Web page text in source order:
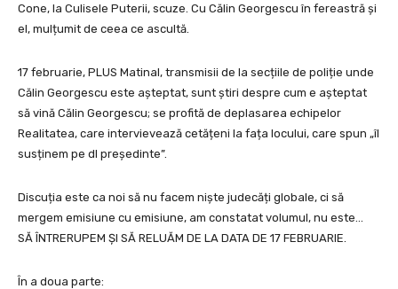
Cone, la Culisele Puterii, scuze. Cu Călin Georgescu în fereastră și
el, mulțumit de ceea ce ascultă.
17 februarie, PLUS Matinal, transmisii de la secțiile de poliție unde
Călin Georgescu este așteptat, sunt știri despre cum e așteptat
să vină Călin Georgescu; se profită de deplasarea echipelor
Realitatea, care intervievează cetățeni la fața locului, care spun „îl
susținem pe dl președinte”.
Discuția este ca noi să nu facem niște judecăți globale, ci să
mergem emisiune cu emisiune, am constatat volumul, nu este…
SĂ ÎNTRERUPEM ȘI SĂ RELUĂM DE LA DATA DE 17 FEBRUARIE.
În a doua parte: